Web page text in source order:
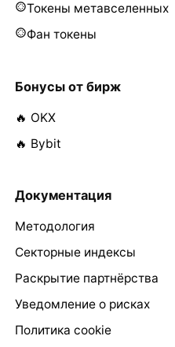
Токены метавселенных
Фан токены
Бонусы от бирж
🔥 OKX
🔥 Bybit
Документация
Методология
Секторные индексы
Раскрытие партнёрства
Уведомление о рисках
Политика cookie